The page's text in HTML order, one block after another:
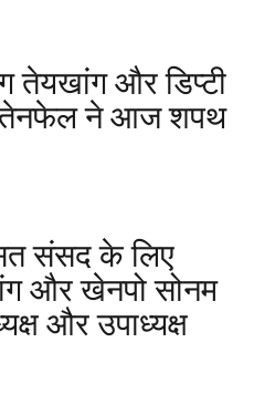
तेयखांग और डिप्टी
तेनफेल ने आज शपथ
संसद के लिए
और खेनपो सोनम
और उपाध्यक्ष